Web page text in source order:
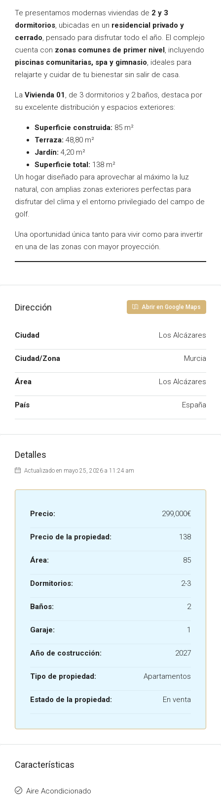
Te presentamos modernas viviendas de 2 y 3
dormitorios, ubicadas en un residencial privado y
cerrado, pensado para disfrutar todo el año. El complejo
cuenta con zonas comunes de primer nivel, incluyendo
piscinas comunitarias, spa y gimnasio, ideales para
relajarte y cuidar de tu bienestar sin salir de casa.
La Vivienda 01, de 3 dormitorios y 2 baños, destaca por
su excelente distribución y espacios exteriores:
Superficie construida: 85 m²
Terraza: 48,80 m²
Jardín: 4,20 m²
Superficie total: 138 m²
Un hogar diseñado para aprovechar al máximo la luz
natural, con amplias zonas exteriores perfectas para
disfrutar del clima y el entorno privilegiado del campo de
golf.
Una oportunidad única tanto para vivir como para invertir
en una de las zonas con mayor proyección.
Dirección Abrir en Google Maps
Ciudad Los Alcázares
Ciudad/Zona Murcia
Área Los Alcázares
País España
Detalles
Actualizado en mayo 25, 2026 a 11:24 am
Precio: 299,000€
Precio de la propiedad: 138
Área: 85
Dormitorios: 2-3
Baños: 2
Garaje: 1
Año de costrucción: 2027
Tipo de propiedad: Apartamentos
Estado de la propiedad: En venta
Características
Aire Acondicionado